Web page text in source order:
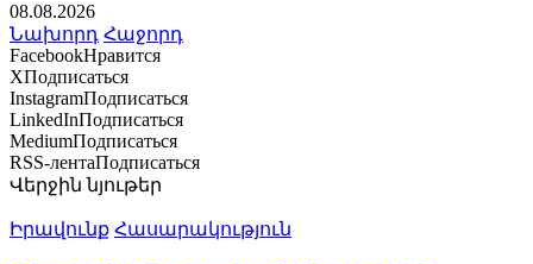
08.08.2026
Նախորդ Հաջորդ
FacebookНравится
XПодписаться
InstagramПодписаться
LinkedInПодписаться
MediumПодписаться
RSS-лентаПодписаться
Վերջին նյութեր
Իրավունք Հասարակություն